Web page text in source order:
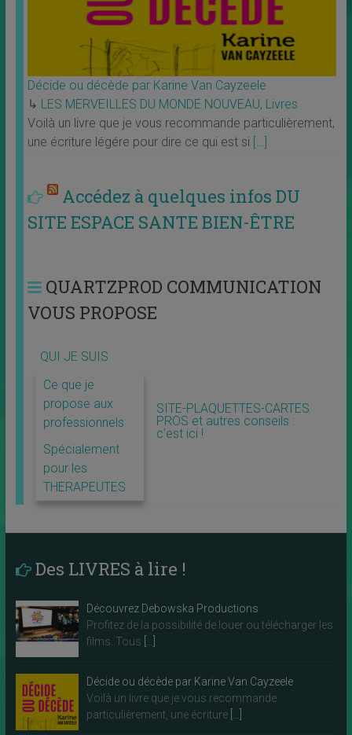
Décide ou décède par Karine Van Cayzeele
↳ LES MERVEILLES DU MONDE NOUVEAU, Livres
Voilà un livre que je vous recommande particulièrement,
une écriture légére pour dire ce qui est si […]
Accédez à quelques infos DU
SITE ESPACE SANTE BIEN-ÊTRE
QUARTZPROD COMMUNICATION
VOUS PROPOSE
QUI JE SUIS
Ce que je
propose aux
professionnels
Spécialement
pour les
THERAPEUTES
SITE-PLAQUETTES-CARTES
PROS et autres conseils :
c’est ici !
Des LIVRES à lire !
Découvrez Debowska Productions
Profitez de la possibilité de louer ou télécharger les
films. Tous […]
Décide ou décède par Karine Van Cayzeele
Voilà un livre que je vous recommande
particulièrement, une écriture […]